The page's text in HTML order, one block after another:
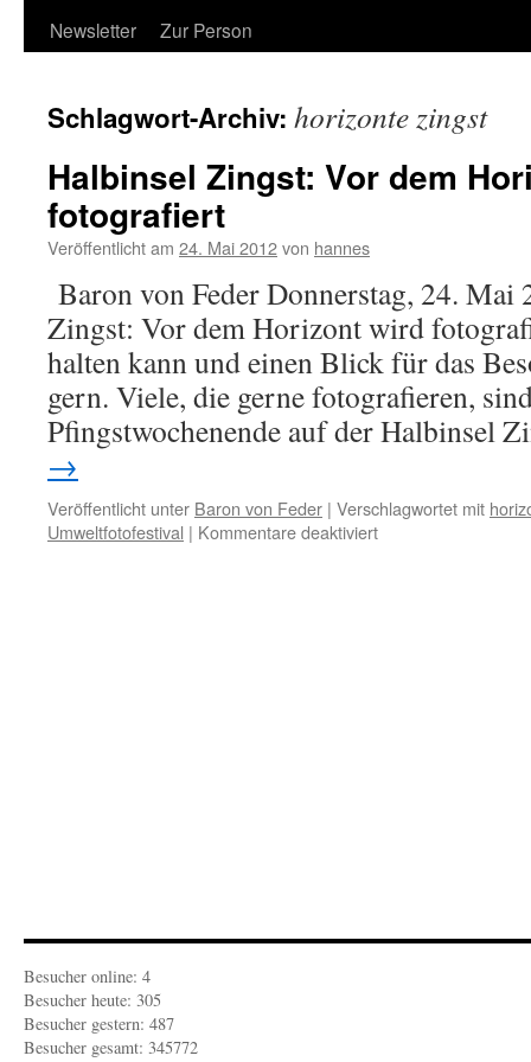
Newsletter
Zur Person
Schlagwort-Archiv: horizonte zingst
Halbinsel Zingst: Vor dem
fotografiert
Veröffentlicht am 24. Mai 2012von hannes
Baron von Feder Donnerstag, 24. Mai
Zingst: Vor dem Horizont wird
halten kann und einen Blick für das
gern. Viele, die gerne fotografieren,
Pfingstwochenende auf der Halbinsel
→
Veröffentlicht unter Baron von Feder | Verschlagwortet mit
Umweltfotofestival | Kommentare deaktiviertfür
Besucher online: 4
Besucher heute: 305
Besucher gestern: 487
Besucher gesamt: 345772